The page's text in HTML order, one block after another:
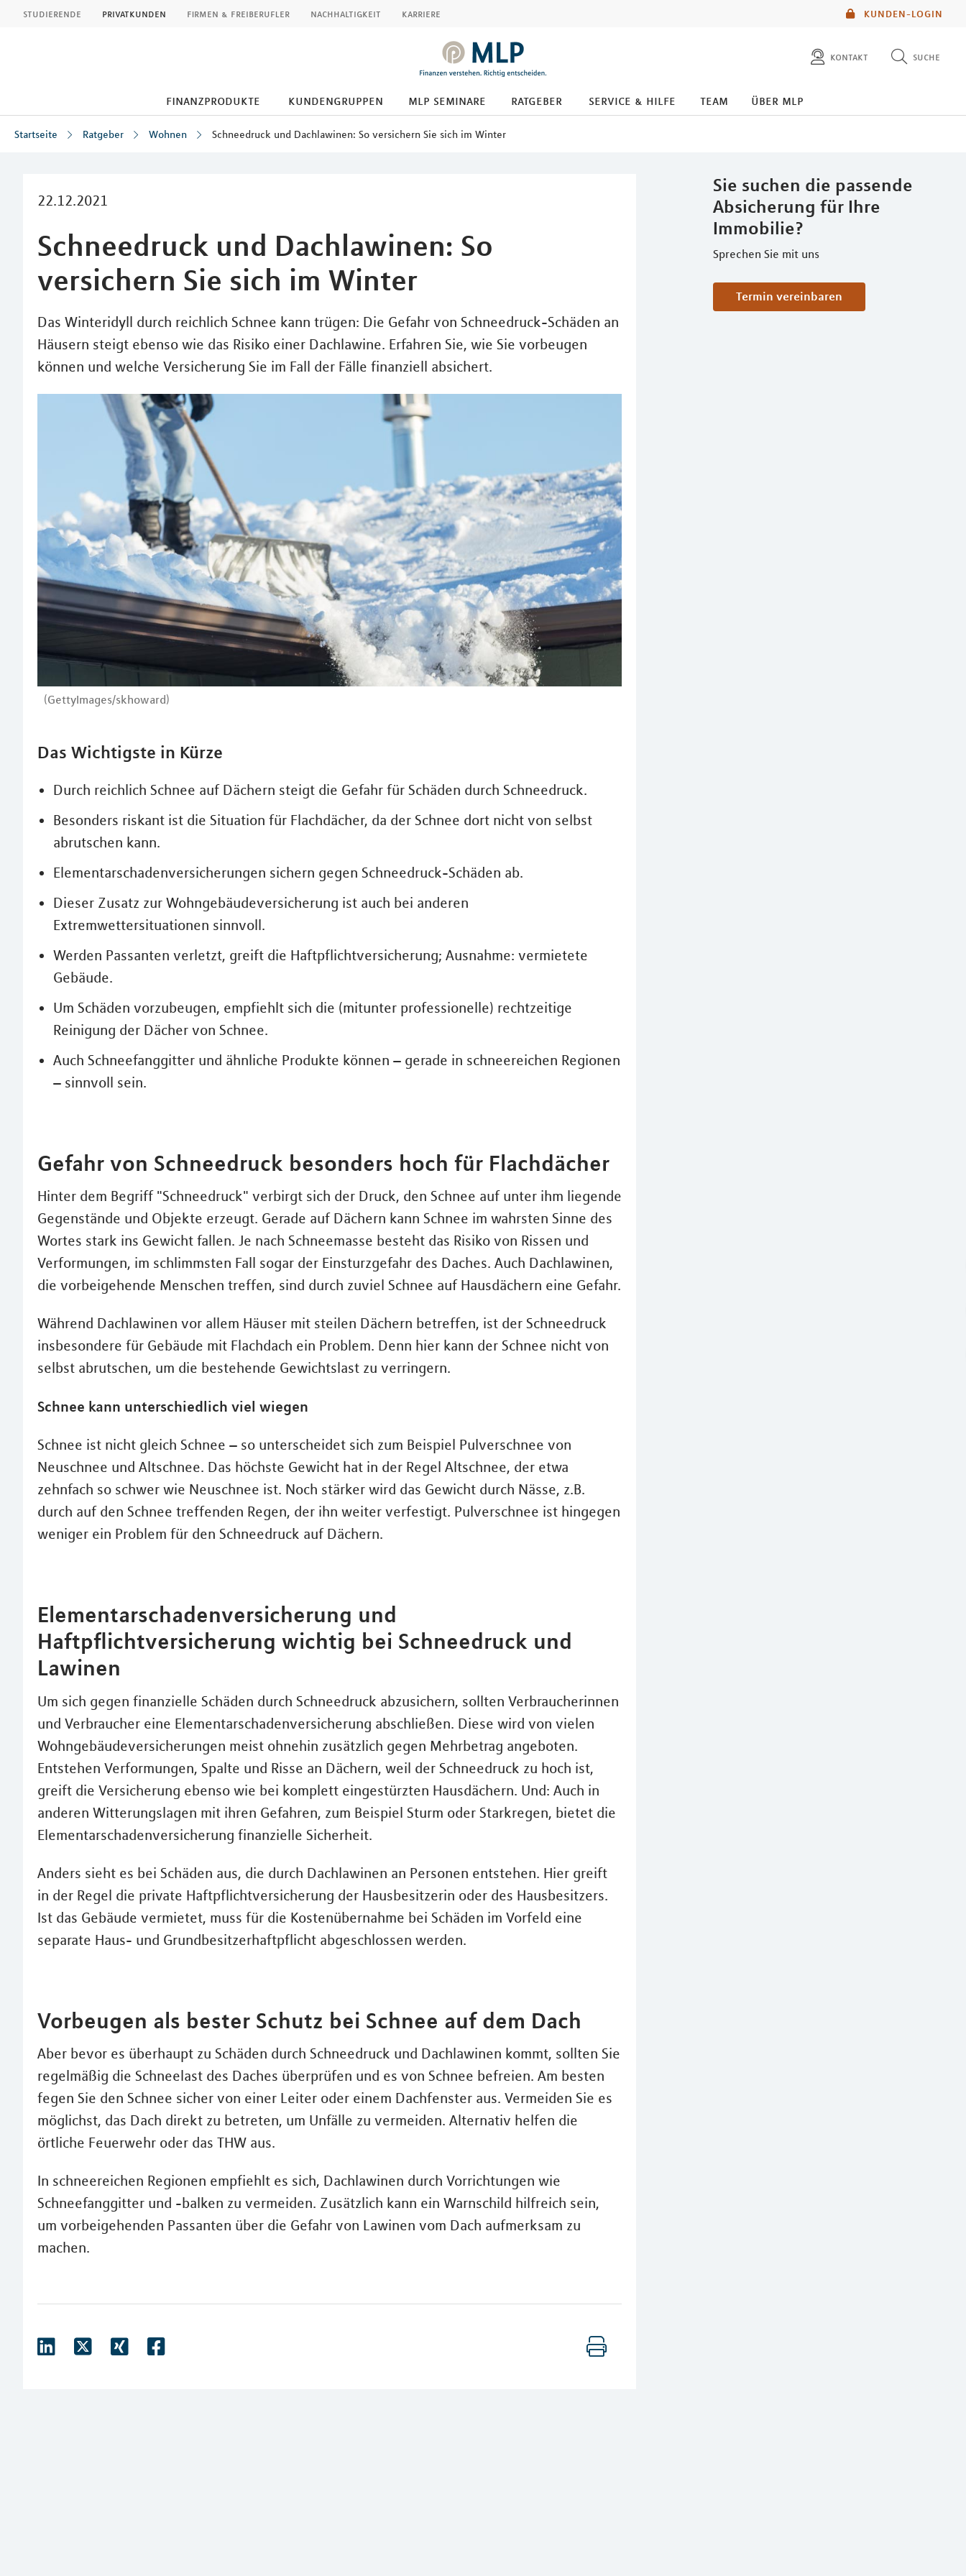
KUNDEN-LOGIN
studierende privatkunden firmen & freiberufler nachhaltigkeit karriere
kontakt suche
diese website durchsuchen
finanzprodukte kundengruppen mlp seminare ratgeber service & hilfe team über mlp
Startseite Ratgeber Wohnen Schneedruck und Dachlawinen: So versichern Sie sich im Winter
22.12.2021
Schneedruck und Dachlawinen: So
versichern Sie sich im Winter
Das Winteridyll durch reichlich Schnee kann trügen: Die Gefahr von Schneedruck-Schäden an
Häusern steigt ebenso wie das Risiko einer Dachlawine. Erfahren Sie, wie Sie vorbeugen
können und welche Versicherung Sie im Fall der Fälle finanziell absichert.
(GettyImages/skhoward)
Sie suchen die passende
Absicherung für Ihre
Immobilie?
Sprechen Sie mit uns
Termin vereinbaren
Das Wichtigste in Kürze
Durch reichlich Schnee auf Dächern steigt die Gefahr für Schäden durch Schneedruck.
Besonders riskant ist die Situation für Flachdächer, da der Schnee dort nicht von selbst
abrutschen kann.
Elementarschadenversicherungen sichern gegen Schneedruck-Schäden ab.
Dieser Zusatz zur Wohngebäudeversicherung ist auch bei anderen
Extremwettersituationen sinnvoll.
Werden Passanten verletzt, greift die Haftpflichtversicherung; Ausnahme: vermietete
Gebäude.
Um Schäden vorzubeugen, empfiehlt sich die (mitunter professionelle) rechtzeitige
Reinigung der Dächer von Schnee.
Auch Schneefanggitter und ähnliche Produkte können – gerade in schneereichen Regionen
– sinnvoll sein.
Gefahr von Schneedruck besonders hoch für Flachdächer
Hinter dem Begriff "Schneedruck" verbirgt sich der Druck, den Schnee auf unter ihm liegende
Gegenstände und Objekte erzeugt. Gerade auf Dächern kann Schnee im wahrsten Sinne des
Wortes stark ins Gewicht fallen. Je nach Schneemasse besteht das Risiko von Rissen und
Verformungen, im schlimmsten Fall sogar der Einsturzgefahr des Daches. Auch Dachlawinen,
die vorbeigehende Menschen treffen, sind durch zuviel Schnee auf Hausdächern eine Gefahr.
Während Dachlawinen vor allem Häuser mit steilen Dächern betreffen, ist der Schneedruck
insbesondere für Gebäude mit Flachdach ein Problem. Denn hier kann der Schnee nicht von
selbst abrutschen, um die bestehende Gewichtslast zu verringern.
Schnee kann unterschiedlich viel wiegen
Schnee ist nicht gleich Schnee – so unterscheidet sich zum Beispiel Pulverschnee von
Neuschnee und Altschnee. Das höchste Gewicht hat in der Regel Altschnee, der etwa
zehnfach so schwer wie Neuschnee ist. Noch stärker wird das Gewicht durch Nässe, z.B.
durch auf den Schnee treffenden Regen, der ihn weiter verfestigt. Pulverschnee ist hingegen
weniger ein Problem für den Schneedruck auf Dächern.
Elementarschadenversicherung und
Haftpflichtversicherung wichtig bei Schneedruck und
Lawinen
Um sich gegen finanzielle Schäden durch Schneedruck abzusichern, sollten Verbraucherinnen
und Verbraucher eine Elementarschadenversicherung abschließen. Diese wird von vielen
Wohngebäudeversicherungen meist ohnehin zusätzlich gegen Mehrbetrag angeboten.
Entstehen Verformungen, Spalte und Risse an Dächern, weil der Schneedruck zu hoch ist,
greift die Versicherung ebenso wie bei komplett eingestürzten Hausdächern. Und: Auch in
anderen Witterungslagen mit ihren Gefahren, zum Beispiel Sturm oder Starkregen, bietet die
Elementarschadenversicherung finanzielle Sicherheit.
Anders sieht es bei Schäden aus, die durch Dachlawinen an Personen entstehen. Hier greift
in der Regel die private Haftpflichtversicherung der Hausbesitzerin oder des Hausbesitzers.
Ist das Gebäude vermietet, muss für die Kostenübernahme bei Schäden im Vorfeld eine
separate Haus- und Grundbesitzerhaftpflicht abgeschlossen werden.
Vorbeugen als bester Schutz bei Schnee auf dem Dach
Aber bevor es überhaupt zu Schäden durch Schneedruck und Dachlawinen kommt, sollten Sie
regelmäßig die Schneelast des Daches überprüfen und es von Schnee befreien. Am besten
fegen Sie den Schnee sicher von einer Leiter oder einem Dachfenster aus. Vermeiden Sie es
möglichst, das Dach direkt zu betreten, um Unfälle zu vermeiden. Alternativ helfen die
örtliche Feuerwehr oder das THW aus.
In schneereichen Regionen empfiehlt es sich, Dachlawinen durch Vorrichtungen wie
Schneefanggitter und -balken zu vermeiden. Zusätzlich kann ein Warnschild hilfreich sein,
um vorbeigehenden Passanten über die Gefahr von Lawinen vom Dach aufmerksam zu
machen.